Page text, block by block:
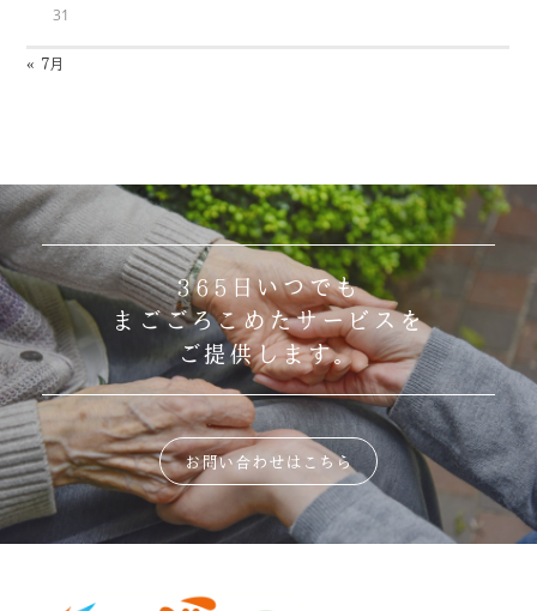
31
« 7月
365日いつでも
まごごろこめたサービスを
ご提供します。
お問い合わせはこちら